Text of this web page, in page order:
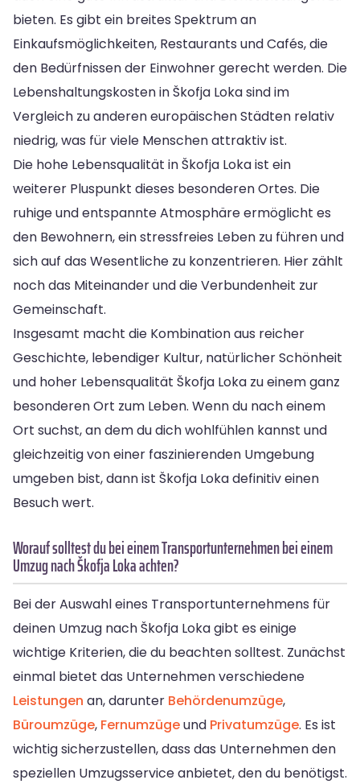
bieten. Es gibt ein breites Spektrum an
Einkaufsmöglichkeiten, Restaurants und Cafés, die
den Bedürfnissen der Einwohner gerecht werden. Die
Lebenshaltungskosten in Škofja Loka sind im
Vergleich zu anderen europäischen Städten relativ
niedrig, was für viele Menschen attraktiv ist.
Die hohe Lebensqualität in Škofja Loka ist ein
weiterer Pluspunkt dieses besonderen Ortes. Die
ruhige und entspannte Atmosphäre ermöglicht es
den Bewohnern, ein stressfreies Leben zu führen und
sich auf das Wesentliche zu konzentrieren. Hier zählt
noch das Miteinander und die Verbundenheit zur
Gemeinschaft.
Insgesamt macht die Kombination aus reicher
Geschichte, lebendiger Kultur, natürlicher Schönheit
und hoher Lebensqualität Škofja Loka zu einem ganz
besonderen Ort zum Leben. Wenn du nach einem
Ort suchst, an dem du dich wohlfühlen kannst und
gleichzeitig von einer faszinierenden Umgebung
umgeben bist, dann ist Škofja Loka definitiv einen
Besuch wert.
Worauf solltest du bei einem Transportunternehmen bei einem
Umzug nach Škofja Loka achten?
Bei der Auswahl eines Transportunternehmens für
deinen Umzug nach Škofja Loka gibt es einige
wichtige Kriterien, die du beachten solltest. Zunächst
einmal bietet das Unternehmen verschiedene
Leistungen an, darunter Behördenumzüge,
Büroumzüge, Fernumzügeund Privatumzüge. Es ist
wichtig sicherzustellen, dass das Unternehmen den
speziellen Umzugsservice anbietet, den du benötigst.